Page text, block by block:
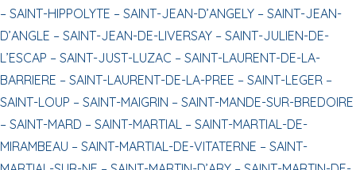
– SAINT-HIPPOLYTE – SAINT-JEAN-D’ANGELY – SAINT-JEAN-
D’ANGLE – SAINT-JEAN-DE-LIVERSAY – SAINT-JULIEN-DE-
L’ESCAP – SAINT-JUST-LUZAC – SAINT-LAURENT-DE-LA-
BARRIERE – SAINT-LAURENT-DE-LA-PREE – SAINT-LEGER –
SAINT-LOUP – SAINT-MAIGRIN – SAINT-MANDE-SUR-BREDOIRE
– SAINT-MARD – SAINT-MARTIAL – SAINT-MARTIAL-DE-
MIRAMBEAU – SAINT-MARTIAL-DE-VITATERNE – SAINT-